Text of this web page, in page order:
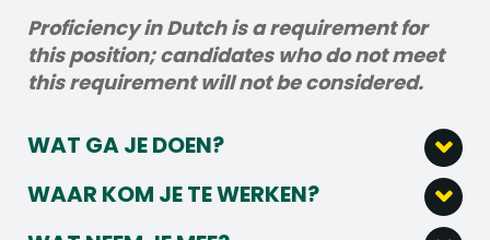
Proficiency in Dutch is a requirement for
this position; candidates who do not meet
this requirement will not be considered.
WAT GA JE DOEN?
gaten en stuur bij waar nodig, zodat alles
soepel én efficiënt draait.
WAAR KOM JE TE WERKEN?
Wij zijn een moderne producent binnen de